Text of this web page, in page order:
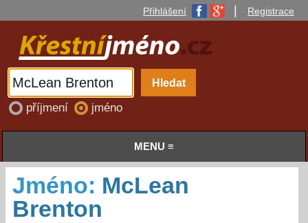
Přihlášení Registrace
příjmení jméno
MENU ≡
Jméno: McLean
Brenton